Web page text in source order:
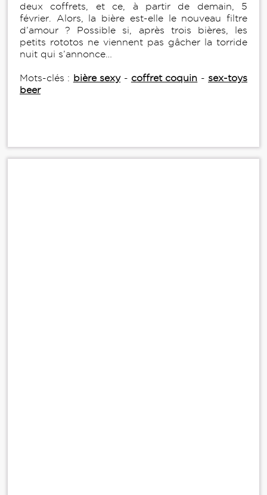
deux coffrets, et ce, à partir de demain, 5
février. Alors, la bière est-elle le nouveau filtre
d’amour ? Possible si, après trois bières, les
petits rototos ne viennent pas gâcher la torride
nuit qui s’annonce…
Mots-clés : bière sexy- coffret coquin - sex-toys
beer